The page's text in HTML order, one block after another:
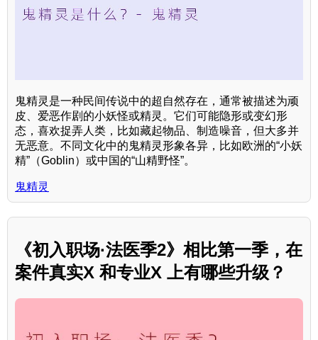
鬼精灵是一种民间传说中的超自然存在，通常被描述为顽
皮、爱恶作剧的小妖怪或精灵。它们可能隐形或变幻形
态，喜欢捉弄人类，比如藏起物品、制造噪音，但大多并
无恶意。不同文化中的鬼精灵形象各异，比如欧洲的“小妖
精”（Goblin）或中国的“山精野怪”。
鬼精灵
《初入职场·法医季2》相比第一季，在
案件真实X 和专业X 上有哪些升级？